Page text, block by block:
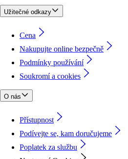
Užitečné odkazy
Cena
Nakupujte online bezpečně
Podmínky používání
Soukromí a cookies
O nás
Přístupnost
Podívejte se, kam doručujeme
Poplatek za službu